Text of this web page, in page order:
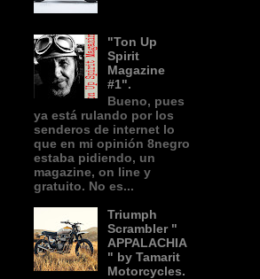
"Ton Up
Spirit
Magazine
#1".
Bueno, pues
ya está rulando por los
senderos de internet lo
que en mi opinión 8negro
estaba pidiendo, un
magazine, on line y
gratuito. No es...
Triumph
Scrambler "
APPALACHIA
" by Tamarit
Motorcycles.